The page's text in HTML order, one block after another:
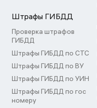
Штрафы ГИБДД
Проверка штрафов
ГИБДД
Штрафы ГИБДД по СТС
Штрафы ГИБДД по ВУ
Штрафы ГИБДД по УИН
Штрафы ГИБДД по гос
номеру